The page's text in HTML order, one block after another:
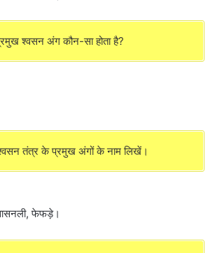
श्वसन अंग कौन-सा होता है?
तंत्र के प्रमुख अंगों के नाम लिखें।
फेफड़े।